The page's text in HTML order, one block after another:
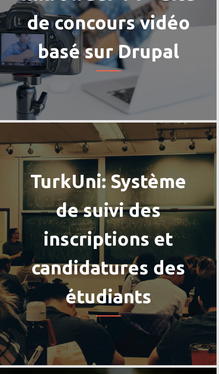
de concours vidéo
basé sur Drupal
TurkUni: Système
de suivi des
inscriptions et
candidatures des
étudiants